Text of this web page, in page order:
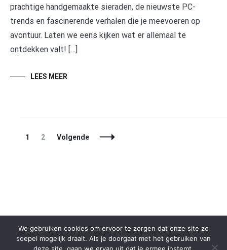
prachtige handgemaakte sieraden, de nieuwste PC-
trends en fascinerende verhalen die je meevoeren op
avontuur. Laten we eens kijken wat er allemaal te
ontdekken valt! […]
LEES MEER
Berichtnavigatie
Pagina
1 Pagina
2 Volgende
We gebruiken cookies om ervoor te zorgen dat onze site zo
soepel mogelijk draait. Als je doorgaat met het gebruiken van